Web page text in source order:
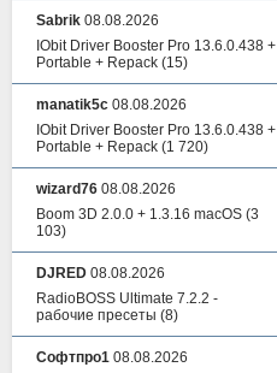
Sabrik 08.08.2026
IObit Driver Booster Pro 13.6.0.438 +
Portable + Repack (15)
manatik5c 08.08.2026
IObit Driver Booster Pro 13.6.0.438 +
Portable + Repack (1 720)
wizard76 08.08.2026
Boom 3D 2.0.0 + 1.3.16 macOS (3
103)
DJRED 08.08.2026
RadioBOSS Ultimate 7.2.2 -
рабочие пресеты (8)
Софтпро1 08.08.2026